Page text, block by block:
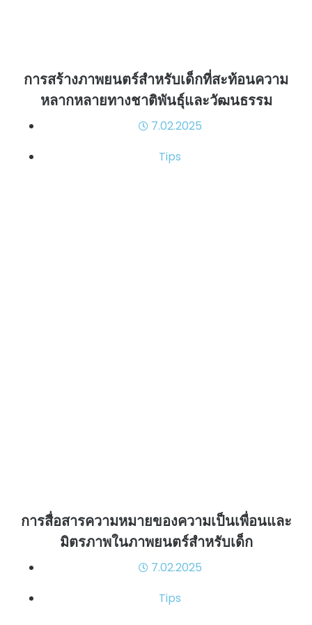
การสร้างภาพยนตร์สำหรับเด็กที่สะท้อนความ
หลากหลายทางชาติพันธุ์และวัฒนธรรม
7.02.2025
Tips
การสื่อสารความหมายของความเป็นเพื่อนและ
มิตรภาพในภาพยนตร์สำหรับเด็ก
7.02.2025
Tips